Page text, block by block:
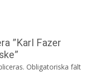
”Karl Fazer
Obligatoriska fält